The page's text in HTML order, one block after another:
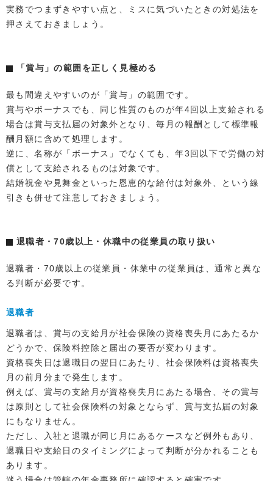
実務でつまずきやすい点と、ミスに気づいたときの対処法を
押さえておきましょう。
「賞与」の範囲を正しく見極める
最も間違えやすいのが「賞与」の範囲です。
賞与やボーナスでも、同じ性質のものが年4回以上支給される
場合は賞与支払届の対象外となり、毎月の報酬として標準報
酬月額に含めて処理します。
逆に、名称が「ボーナス」でなくても、年3回以下で労働の対
償として支給されるものは対象です。
結婚祝金や見舞金といった恩恵的な給付は対象外、という線
引きも併せて注意しておきましょう。
退職者・70歳以上・休職中の従業員の取り扱い
退職者・70歳以上の従業員・休業中の従業員は、通常と異な
る判断が必要です。
退職者
退職者は、賞与の支給月が社会保険の資格喪失月にあたるか
どうかで、保険料控除と届出の要否が変わります。
資格喪失日は退職日の翌日にあたり、社会保険料は資格喪失
月の前月分まで発生します。
例えば、賞与の支給月が資格喪失月にあたる場合、その賞与
は原則として社会保険料の対象とならず、賞与支払届の対象
にもなりません。
ただし、入社と退職が同じ月にあるケースなど例外もあり、
退職日や支給日のタイミングによって判断が分かれることも
あります。